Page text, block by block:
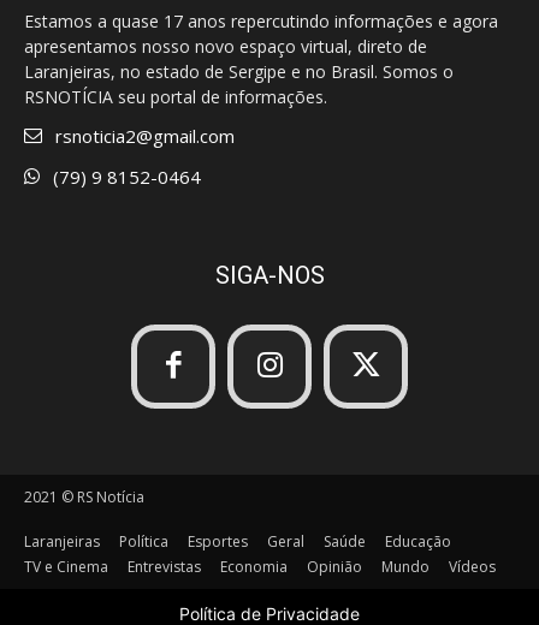
Estamos a quase 17 anos repercutindo informações e agora
apresentamos nosso novo espaço virtual, direto de
Laranjeiras, no estado de Sergipe e no Brasil. Somos o
RSNOTÍCIA seu portal de informações.
rsnoticia2@gmail.com
(79) 9 8152-0464
SIGA-NOS
2021 © RS Notícia
Laranjeiras Política Esportes Geral Saúde
Educação
TV e Cinema
Entrevistas Economia Opinião Mundo Vídeos
Política de Privacidade